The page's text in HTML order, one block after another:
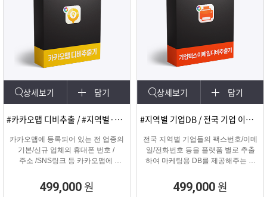
상세보기 담기
#카카오맵 디비추출 / #지역별·키워드별 DB 추출
카카오맵에 등록되어 있는 전 업종의
기본/신규 업체의 휴대폰 번호 /
주소 /SNS링크 등 카카오맵에
수집하는 DB추출 프로그램
499,000 원
상세보기 담기
#지역별 기업DB / 전국 기업 이메일 및 팩스
전국 지역별 기업들의 팩스번호/이메
일/전화번호 등을 플랫폼 별로 추출
하여 마케팅용 DB를 제공해주는 프
499,000 원